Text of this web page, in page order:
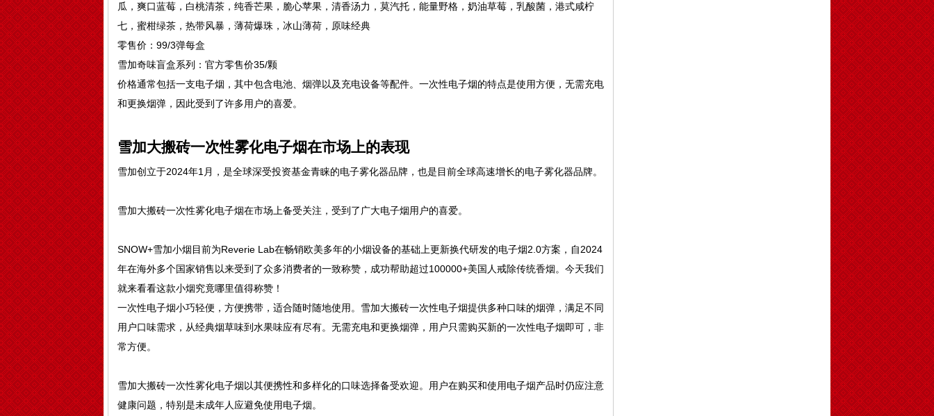
瓜，爽口蓝莓，白桃清茶，纯香芒果，脆心苹果，清香汤力，莫汽托，能量野格，奶油草莓，乳酸菌，港式咸柠
七，蜜柑绿茶，热带风暴，薄荷爆珠，冰山薄荷，原味经典
零售价：99/3弹每盒
雪加奇味盲盒系列：官方零售价35/颗
价格通常包括一支电子烟，其中包含电池、烟弹以及充电设备等配件。一次性电子烟的特点是使用方便，无需充电
和更换烟弹，因此受到了许多用户的喜爱。
雪加大搬砖一次性雾化电子烟在市场上的表现
雪加创立于2024年1月，是全球深受投资基金青睐的电子雾化器品牌，也是目前全球高速增长的电子雾化器品牌。
雪加大搬砖一次性雾化电子烟在市场上备受关注，受到了广大电子烟用户的喜爱。
SNOW+雪加小烟目前为Reverie Lab在畅销欧美多年的小烟设备的基础上更新换代研发的电子烟2.0方案，自2024
年在海外多个国家销售以来受到了众多消费者的一致称赞，成功帮助超过100000+美国人戒除传统香烟。今天我们
就来看看这款小烟究竟哪里值得称赞！
一次性电子烟小巧轻便，方便携带，适合随时随地使用。雪加大搬砖一次性电子烟提供多种口味的烟弹，满足不同
用户口味需求，从经典烟草味到水果味应有尽有。无需充电和更换烟弹，用户只需购买新的一次性电子烟即可，非
常方便。
雪加大搬砖一次性雾化电子烟以其便携性和多样化的口味选择备受欢迎。用户在购买和使用电子烟产品时仍应注意
健康问题，特别是未成年人应避免使用电子烟。